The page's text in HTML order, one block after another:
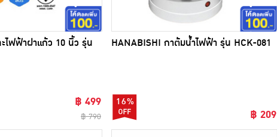
ไฟฟ้าฝาแก้ว 10 นิ้ว รุ่น
฿ 499
฿ 790
HANABISHI กาต้มน้ำไฟฟ้า รุ่น HCK-081
16%
฿ 209